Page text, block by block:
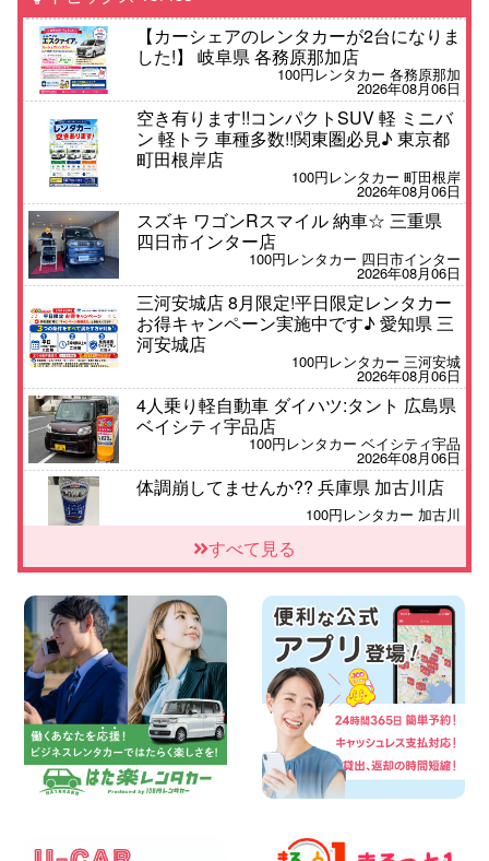
【カーシェアのレンタカーが2台になりま
した!】 岐阜県 各務原那加店
100円レンタカー 各務原那加
2026年08月06日
空き有ります!!コンパクトSUV 軽 ミニバ
ン 軽トラ 車種多数!!関東圏必見♪ 東京都
町田根岸店
100円レンタカー 町田根岸
2026年08月06日
スズキ ワゴンRスマイル 納車☆ 三重県
四日市インター店
100円レンタカー 四日市インター
2026年08月06日
三河安城店 8月限定!平日限定レンタカー
お得キャンペーン実施中です♪ 愛知県 三
河安城店
100円レンタカー 三河安城
2026年08月06日
4人乗り軽自動車 ダイハツ:タント 広島県
ベイシティ宇品店
100円レンタカー ベイシティ宇品
2026年08月06日
体調崩してませんか?? 兵庫県 加古川店
100円レンタカー 加古川
【佐渡の夏はレンタカーで自由に!】 新潟
100円レンタカー 両津
2026年08月06日
佐渡空港店はお盆も休まず営業中! 新潟県
佐渡空港店
100円レンタカー 佐渡空港
2026年08月06日
今週末空きあります☆ 大阪府 寝屋川太間
東町店
100円レンタカー 寝屋川太間東町
2026年08月06日
100円レンタカー 杉戸
すべて見る